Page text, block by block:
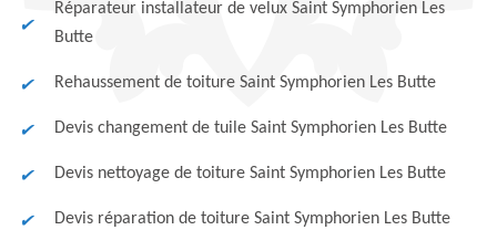
Réparateur installateur de velux Saint Symphorien Les
Butte
Rehaussement de toiture Saint Symphorien Les Butte
Devis changement de tuile Saint Symphorien Les Butte
Devis nettoyage de toiture Saint Symphorien Les Butte
Devis réparation de toiture Saint Symphorien Les Butte